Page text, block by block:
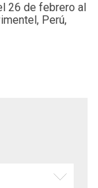
26 de febrero al
Perú,